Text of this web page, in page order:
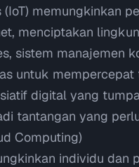
(IoT) memungkinkan
menciptakan
, sistem manajemen
untuk
digital yang
tantangan yang
Computing)
individu dan